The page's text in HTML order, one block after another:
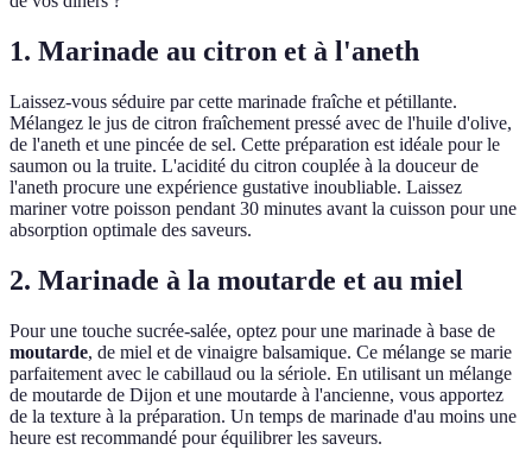
1. Marinade au citron et à l'aneth
Laissez-vous séduire par cette marinade fraîche et pétillante.
Mélangez le jus de citron fraîchement pressé avec de l'huile d'olive,
de l'aneth et une pincée de sel. Cette préparation est idéale pour le
saumon ou la truite. L'acidité du citron couplée à la douceur de
l'aneth procure une expérience gustative inoubliable. Laissez
mariner votre poisson pendant 30 minutes avant la cuisson pour une
absorption optimale des saveurs.
2. Marinade à la moutarde et au miel
Pour une touche sucrée-salée, optez pour une marinade à base de
moutarde, de miel et de vinaigre balsamique. Ce mélange se marie
parfaitement avec le cabillaud ou la sériole. En utilisant un mélange
de moutarde de Dijon et une moutarde à l'ancienne, vous apportez
de la texture à la préparation. Un temps de marinade d'au moins une
heure est recommandé pour équilibrer les saveurs.